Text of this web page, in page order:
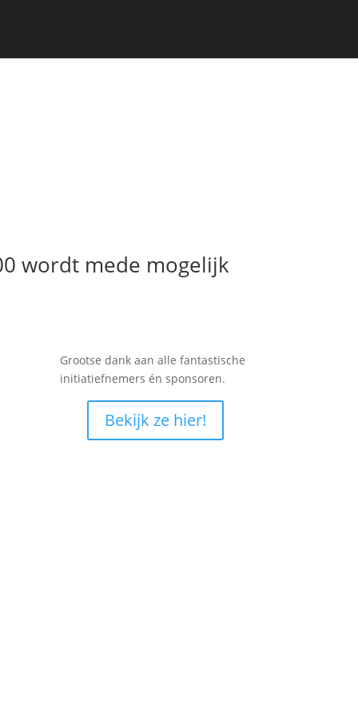
wordt mede mogelijk
Grootse dank aan alle fantastische
initiatiefnemers én sponsoren.
Bekijk ze hier!